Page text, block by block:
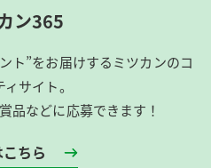
ン365
ト”をお届けするミツカンのコ
サイト。
品などに応募できます！
ちら